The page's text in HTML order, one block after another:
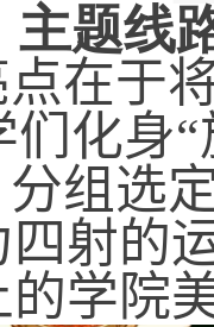
题线
在于
们化身
分组选
四射的
的学院